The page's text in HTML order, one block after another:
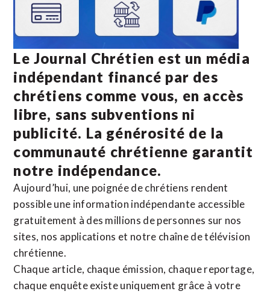
Le Journal Chrétien est un média
indépendant financé par des
chrétiens comme vous, en accès
libre, sans subventions ni
publicité. La générosité de la
communauté chrétienne garantit
notre indépendance.
Aujourd’hui, une poignée de chrétiens rendent
possible une information indépendante accessible
gratuitement à des millions de personnes sur nos
sites, nos applications et notre chaîne de télévision
chrétienne.
Chaque article, chaque émission, chaque reportage,
chaque enquête existe uniquement grâce à votre